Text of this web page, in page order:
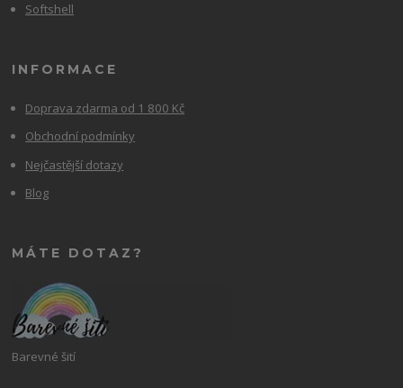
Softshell
INFORMACE
Doprava zdarma od 1 800 Kč
Obchodní podmínky
Nejčastější dotazy
Blog
MÁTE DOTAZ?
Barevné šití